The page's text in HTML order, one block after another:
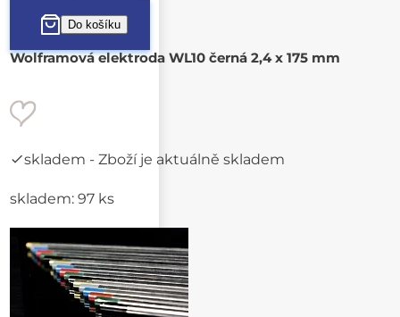
Wolframová elektroda WL10 černá 2,4 x 175 mm
skladem - Zboží je aktuálně skladem
skladem: 97 ks